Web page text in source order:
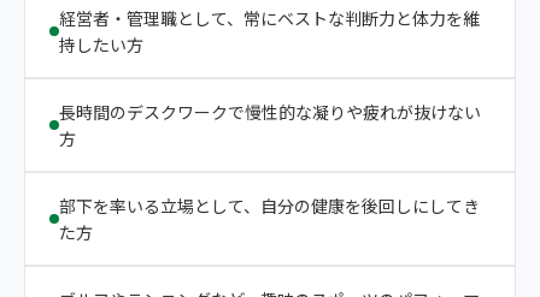
経営者・管理職として、常にベストな判断力と体力を維
持したい方
長時間のデスクワークで慢性的な凝りや疲れが抜けない
方
部下を率いる立場として、自分の健康を後回しにしてき
た方